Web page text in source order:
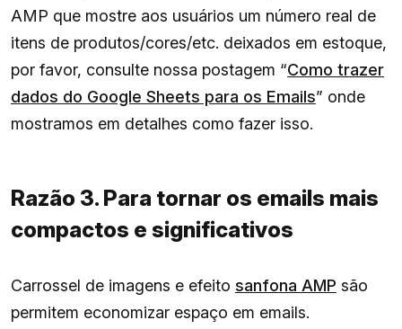
AMP que mostre aos usuários um número real de
itens de produtos/cores/etc. deixados em estoque,
por favor, consulte nossa postagem “Como trazer
dados do Google Sheets para os Emails” onde
mostramos em detalhes como fazer isso.
Razão 3. Para tornar os emails mais
compactos e significativos
Carrossel de imagens e efeito sanfona AMP são
permitem economizar espaço em emails.